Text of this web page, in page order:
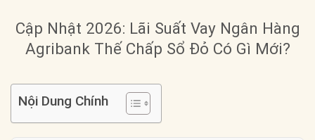
Cập Nhật 2026: Lãi Suất Vay Ngân Hàng
Agribank Thế Chấp Sổ Đỏ Có Gì Mới?
Nội Dung Chính